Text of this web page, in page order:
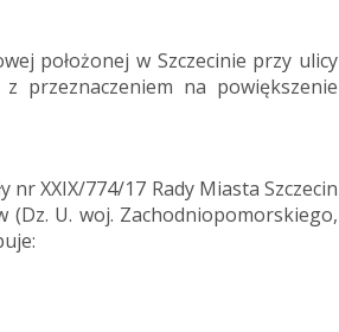
położonej w Szczecinie przy ulicy
przeznaczeniem na powiększenie
XXIX/774/17 Rady Miasta Szczecin
(Dz. U. woj. Zachodniopomorskiego,